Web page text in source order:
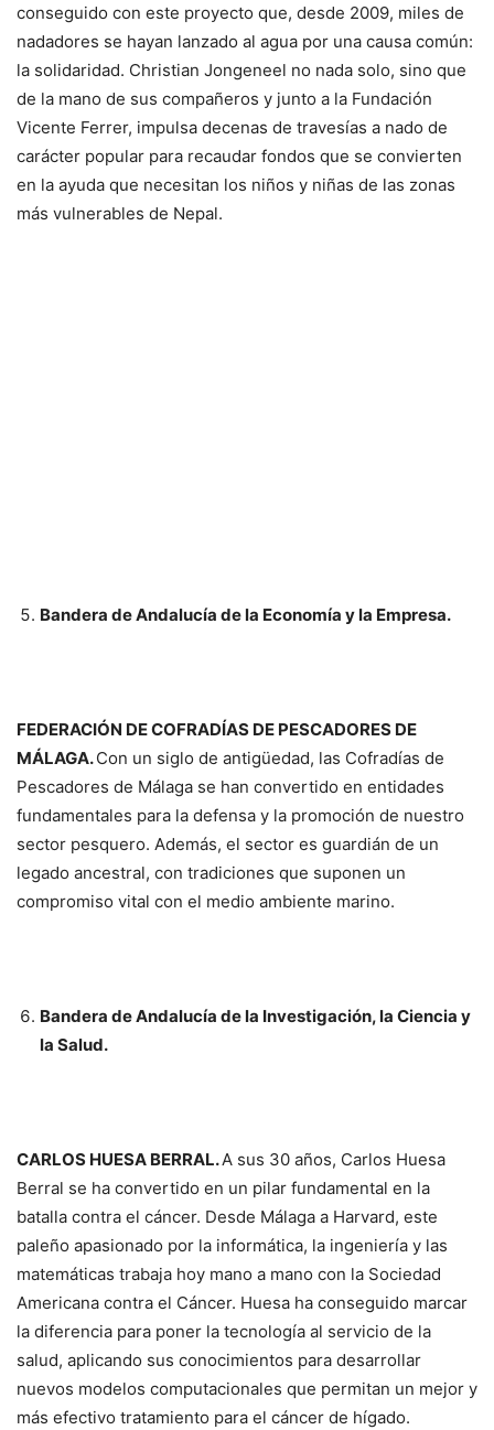
conseguido con este proyecto que, desde 2009, miles de
nadadores se hayan lanzado al agua por una causa común:
la solidaridad. Christian Jongeneel no nada solo, sino que
de la mano de sus compañeros y junto a la Fundación
Vicente Ferrer, impulsa decenas de travesías a nado de
carácter popular para recaudar fondos que se convierten
en la ayuda que necesitan los niños y niñas de las zonas
más vulnerables de Nepal.
Bandera de Andalucía de la Economía y la Empresa.
FEDERACIÓN DE COFRADÍAS DE PESCADORES DE
MÁLAGA.Con un siglo de antigüedad, las Cofradías de
Pescadores de Málaga se han convertido en entidades
fundamentales para la defensa y la promoción de nuestro
sector pesquero. Además, el sector es guardián de un
legado ancestral, con tradiciones que suponen un
compromiso vital con el medio ambiente marino.
Bandera de Andalucía de la Investigación, la Ciencia y
la Salud.
CARLOS HUESA BERRAL.A sus 30 años, Carlos Huesa
Berral se ha convertido en un pilar fundamental en la
batalla contra el cáncer. Desde Málaga a Harvard, este
paleño apasionado por la informática, la ingeniería y las
matemáticas trabaja hoy mano a mano con la Sociedad
Americana contra el Cáncer. Huesa ha conseguido marcar
la diferencia para poner la tecnología al servicio de la
salud, aplicando sus conocimientos para desarrollar
nuevos modelos computacionales que permitan un mejor y
más efectivo tratamiento para el cáncer de hígado.